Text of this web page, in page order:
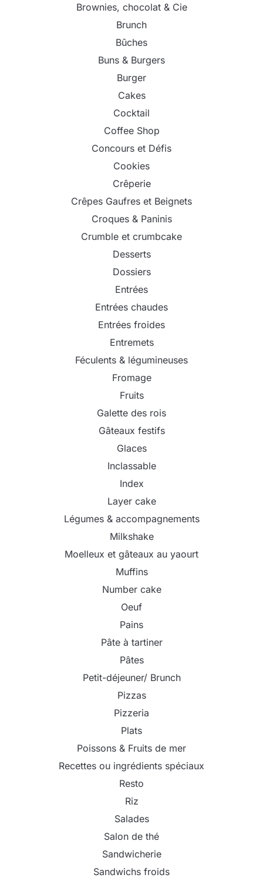
Brownies, chocolat & Cie
Brunch
Bûches
Buns & Burgers
Burger
Cakes
Cocktail
Coffee Shop
Concours et Défis
Cookies
Crêperie
Crêpes Gaufres et Beignets
Croques & Paninis
Crumble et crumbcake
Desserts
Dossiers
Entrées
Entrées chaudes
Entrées froides
Entremets
Féculents & légumineuses
Fromage
Fruits
Galette des rois
Gâteaux festifs
Glaces
Inclassable
Index
Layer cake
Légumes & accompagnements
Milkshake
Moelleux et gâteaux au yaourt
Muffins
Number cake
Oeuf
Pains
Pâte à tartiner
Pâtes
Petit-déjeuner/ Brunch
Pizzas
Pizzeria
Plats
Poissons & Fruits de mer
Recettes ou ingrédients spéciaux
Resto
Riz
Salades
Salon de thé
Sandwicherie
Sandwichs froids